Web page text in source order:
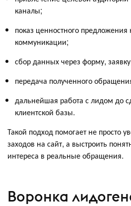
каналы;
показ ценностного
коммуникации;
сбор данных через форму,
передача полученного
дальнейшая работа с лидом до
клиентской базы.
Такой подход помогает не просто
заходов на сайт, а выстроить
интереса в реальные обращения.
Воронка